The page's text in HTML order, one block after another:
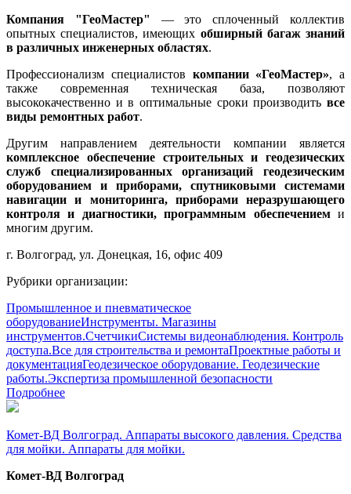
Компания "ГеоМастер"
— это сплоченный коллектив
опытных специалистов, имеющих обширный багаж знаний
в различных инженерных областях.
Профессионализм специалистов компании «ГеоМастер», а
также современная техническая база, позволяют
высококачественно и в оптимальные сроки производить все
виды ремонтных работ.
Другим направлением деятельности компании является
комплексное обеспечение строительных и геодезических
служб специализированных организаций геодезическим
оборудованием и приборами, спутниковыми системами
навигации и мониторинга, приборами неразрушающего
контроля и диагностики, программным обеспечениеми
многим другим.
г. Волгоград, ул. Донецкая, 16, офис 409
Рубрики организации:
Промышленное и пневматическое
оборудованиеИнструменты. Магазины
инструментов.СчетчикиСистемы видеонаблюдения. Контроль
доступа.Все для строительства и ремонтаПроектные работы и
документацияГеодезическое оборудование. Геодезические
работы.Экспертиза промышленной безопасности
Подробнее
Комет-ВД Волгоград. Аппараты высокого давления. Средства
для мойки. Аппараты для мойки.
Комет-ВД Волгоград